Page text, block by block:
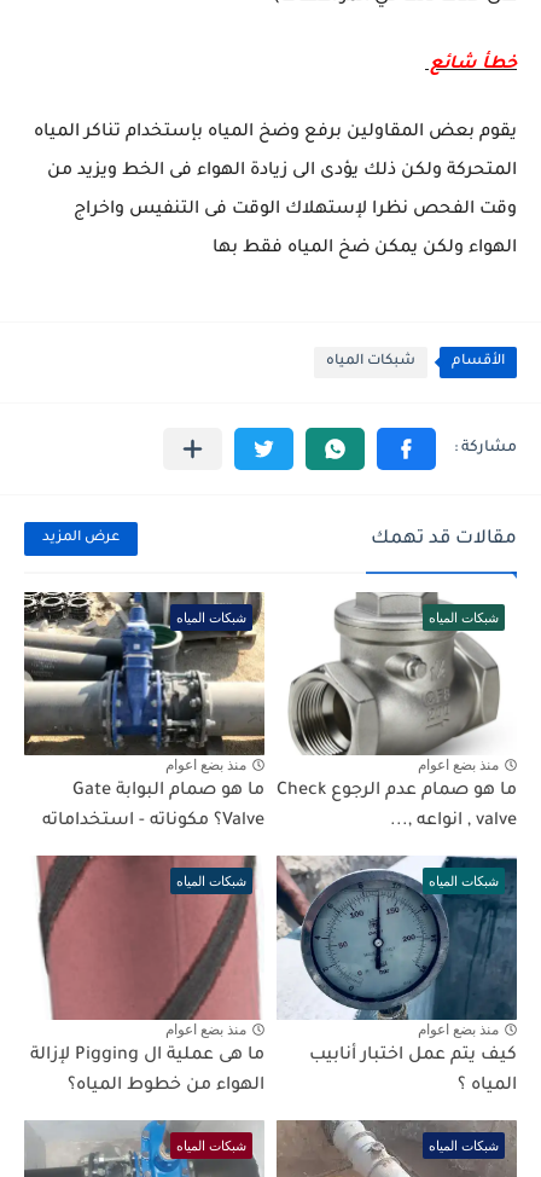
خطأ شائع
يقوم بعض المقاولين برفع وضخ المياه بإستخدام تناكر المياه
المتحركة ولكن ذلك يؤدى الى زيادة الهواء فى الخط ويزيد من
وقت الفحص نظرا لإستهلاك الوقت فى التنفيس واخراج
الهواء ولكن يمكن ضخ المياه فقط بها
الأقسام شبكات المياه
مقالات قد تهمك عرض المزيد
شبكات المياه
منذ بضع اعوام
ما هو صمام عدم الرجوع Check
valve , انواعه ,...
شبكات المياه
منذ بضع اعوام
ما هو صمام البوابة Gate
Valve؟ مكوناته - استخداماته
شبكات المياه
منذ بضع اعوام
كيف يتم عمل اختبار أنابيب
المياه ؟
شبكات المياه
منذ بضع اعوام
ما هى عملية ال Pigging لإزالة
الهواء من خطوط المياه؟
شبكات المياه شبكات المياه